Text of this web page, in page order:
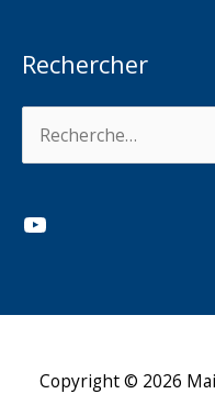
Rechercher
YouTube
Copyright © 2026